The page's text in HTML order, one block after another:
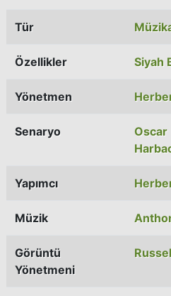
Tür
Özellikler Siyah
Yönetmen
Senaryo
Oscar
Yapımcı
Müzik
Görüntü
Yönetmeni